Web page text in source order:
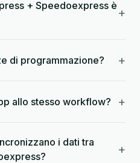
+ Speedoexpress è +
di programmazione? +
allo stesso workflow? +
i dati tra
+